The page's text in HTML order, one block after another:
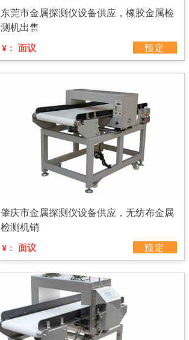
东莞市金属探测仪设备供应，橡胶金属检
测机出售
¥： 面议 预定
肇庆市金属探测仪设备供应，无纺布金属
检测机销
¥： 面议 预定